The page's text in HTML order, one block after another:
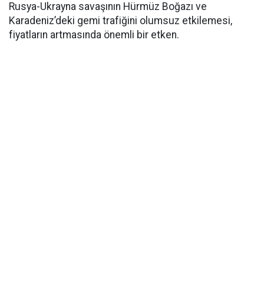
Rusya-Ukrayna savaşının Hürmüz Boğazı ve
Karadeniz’deki gemi trafiğini olumsuz etkilemesi,
fiyatların artmasında önemli bir etken.